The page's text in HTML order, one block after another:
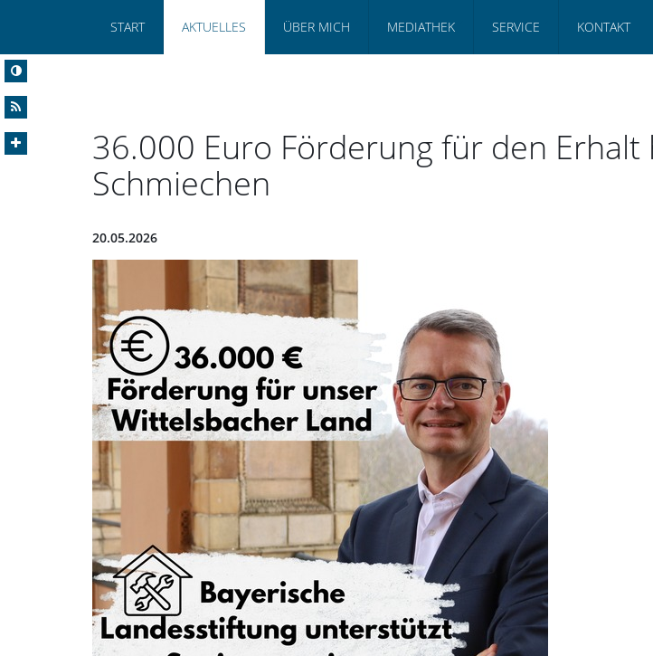
START AKTUELLES ÜBER MICH MEDIATHEK SERVICE KONTAKT
36.000 Euro Förderung für den
Schmiechen
20.05.2026